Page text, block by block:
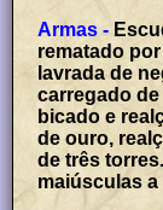
Armas -
rematado
lavrada de
carregado
bicado e
de ouro,
de três
maiúsculas a